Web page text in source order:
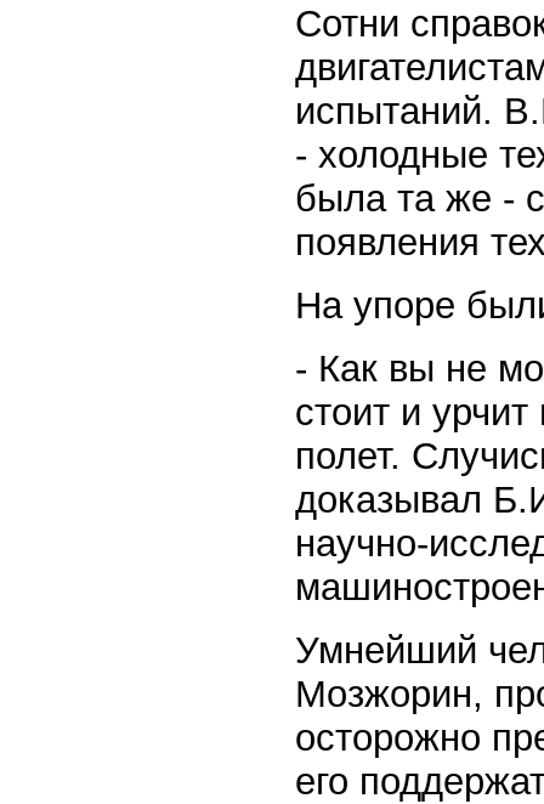
Сотни
испытаний.
- холодные
была та же -
появления
На упоре
- Как вы не
стоит и
полет.
доказывал
научно-
Умнейший
Мозжорин,
осторожно
его